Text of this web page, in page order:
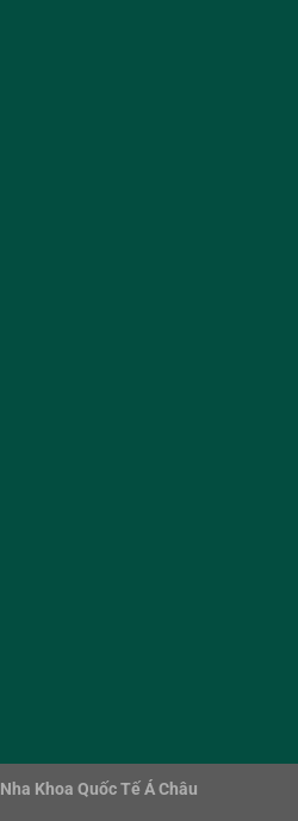
Nha Khoa Quốc Tế Á Châu